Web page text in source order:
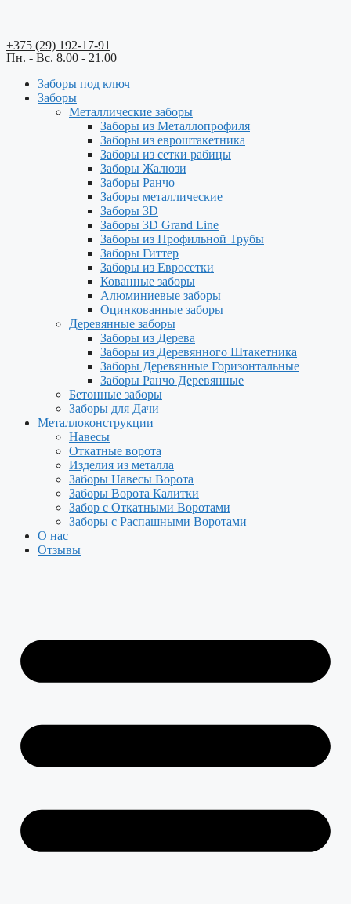
+375 (29) 192-17-91
Пн. - Вс. 8.00 - 21.00
Заборы под ключ
Заборы
Металлические заборы
Заборы из Металлопрофиля
Заборы из евроштакетника
Заборы из сетки рабицы
Заборы Жалюзи
Заборы Ранчо
Заборы металлические
Заборы 3D
Заборы 3D Grand Line
Заборы из Профильной Трубы
Заборы Гиттер
Заборы из Евросетки
Кованные заборы
Алюминиевые заборы
Оцинкованные заборы
Деревянные заборы
Заборы из Дерева
Заборы из Деревянного Штакетника
Заборы Деревянные Горизонтальные
Заборы Ранчо Деревянные
Бетонные заборы
Заборы для Дачи
Металлоконструкции
Навесы
Откатные ворота
Изделия из металла
Заборы Навесы Ворота
Заборы Ворота Калитки
Забор с Откатными Воротами
Заборы с Распашными Воротами
О нас
Отзывы